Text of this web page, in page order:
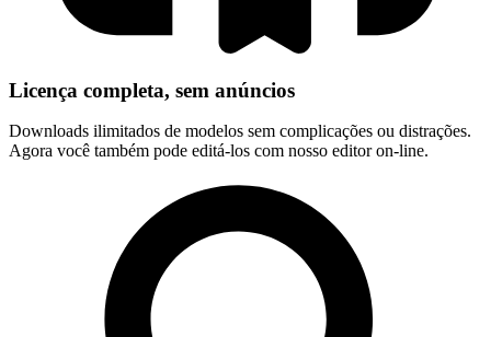
Licença completa, sem anúncios
Downloads ilimitados de modelos sem complicações ou distrações.
Agora você também pode editá-los com nosso editor on-line.